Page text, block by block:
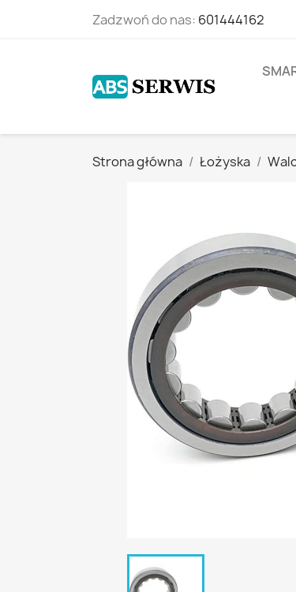
Zadzwoń do nas: 601444162
Strona główna Łożyska